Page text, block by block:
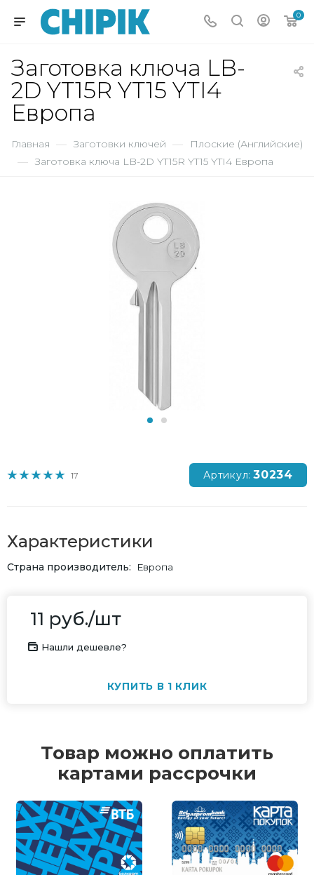
0
Заготовка ключа LB-
2D YT15R YT15 YTI4
Европа
Главная — Заготовки ключей — Плоские (Английские)
— Заготовка ключа LB-2D YT15R YT15 YTI4 Европа
17 Артикул: 30234
Характеристики
Страна производитель Европа
11 руб./шт
Нашли дешевле?
КУПИТЬ В 1 КЛИК
Товар можно оплатить
картами рассрочки